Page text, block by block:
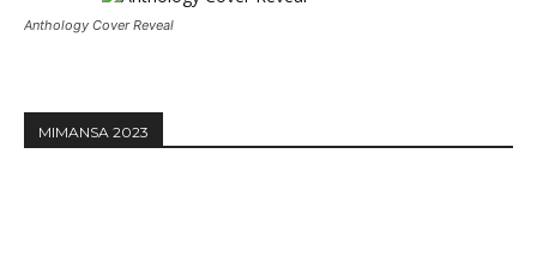
Anthology Cover Reveal
MIMANSA 2023